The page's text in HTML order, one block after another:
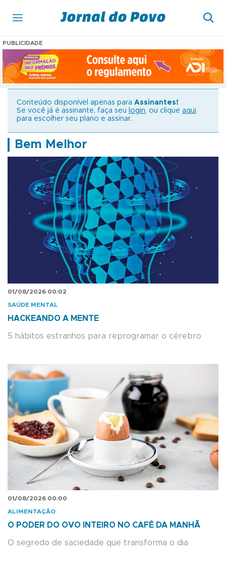
PUBLICIDADE
Conteúdo disponível apenas para Assinantes!
Se você já é assinante, faça seu
login, ou clique aqui
para escolher seu plano e assinar.
Bem Melhor
01/08/2026 00:02
SAÚDE MENTAL
HACKEANDO A MENTE
5 hábitos estranhos para reprogramar o cérebro
01/08/2026 00:00
ALIMENTAÇÃO
O PODER DO OVO INTEIRO NO CAFÉ DA MANHÃ
O segredo de saciedade que transforma o dia